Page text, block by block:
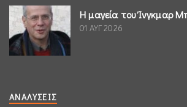
Η μαγεία του Ίνγκμαρ
01 ΑΥΓ 2026
ΑΝΑΛΎΣΕΙΣ